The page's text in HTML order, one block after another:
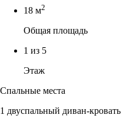
18 м2
Общая площадь
1 из 5
Этаж
Спальные места
1 двуспальный диван-кровать